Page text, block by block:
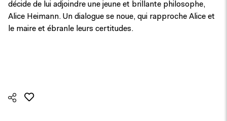
décide de lui adjoindre une jeune et brillante philosophe,
Alice Heimann. Un dialogue se noue, qui rapproche Alice et
le maire et ébranle leurs certitudes.